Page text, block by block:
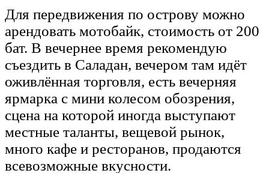
Для передвижения по острову можно
арендовать мотобайк, стоимость от 200
бат. В вечернее время рекомендую
съездить в Саладан, вечером там идёт
оживлённая торговля, есть вечерняя
ярмарка с мини колесом обозрения,
сцена на которой иногда выступают
местные таланты, вещевой рынок,
много кафе и ресторанов, продаются
всевозможные вкусности.